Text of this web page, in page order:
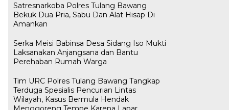
Satresnarkoba Polres Tulang Bawang
Bekuk Dua Pria, Sabu Dan Alat Hisap Di
Amankan
Serka Meisi Babinsa Desa Sidang Iso Mukti
Laksanakan Anjangsana dan Bantu
Perehaban Rumah Warga
Tim URC Polres Tulang Bawang Tangkap
Terduga Spesialis Pencurian Lintas
Wilayah, Kasus Bermula Hendak
Bawaslu Tegaskan Sikap Siap
M. Aris Pratama Hanan Resmi
Herman HN Lantik Budi Yohanda
Bupati Tubaba Hadiri Pelantikan